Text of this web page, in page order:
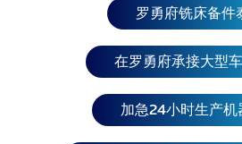
圭、福克兰群岛、委内瑞拉、秘鲁、 巴拉圭、
亚、苏里南、智利、哥伦比亚、圭亚那。
拉纳达、瓜德罗普岛、危地马拉
牙买加、墨西哥、 南美洲：巴西、阿根廷、厄瓜多
尔、乌拉圭、福克兰群岛、委内瑞拉
圭、玻利维亚、苏里南、智利、
罗勇府铣床备件
在罗勇府承接大型
加急24小时生产机